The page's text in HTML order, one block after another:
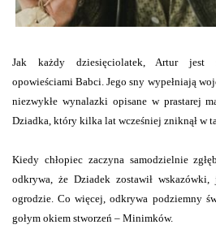
Jak każdy dziesięciolatek, Artur jest
opowieściami Babci. Jego sny wypełniają
niezwykłe wynalazki opisane w prastarej
Dziadka, który kilka lat wcześniej zniknął w
Kiedy chłopiec zaczyna samodzielnie
odkrywa, że Dziadek zostawił
ogrodzie. Co więcej, odkrywa podziemny
gołym okiem stworzeń – Minimków.